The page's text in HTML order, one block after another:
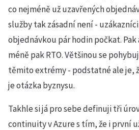
co nejméně už uzavřených
služby tak zásadní není -
objednávkou pár hodin počkat.
méně pak RTO. Většinou se
těmito extrémy - podstatné ale je,
je otázka byznysu.
Takhle si já pro sebe definuji tři
continuity v Azure s tím, že i první